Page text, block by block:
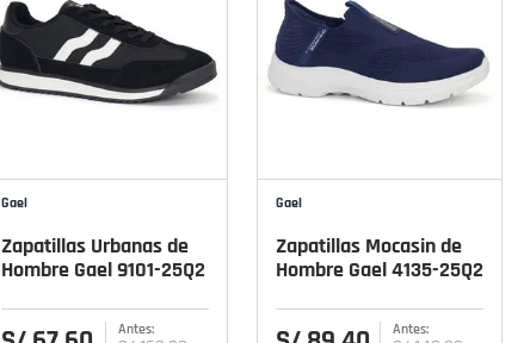
Gael
Zapatillas Urbanas de
Hombre Gael 9101-25Q2
Gael
Zapatillas Mocasin de
Hombre Gael 4135-25Q2